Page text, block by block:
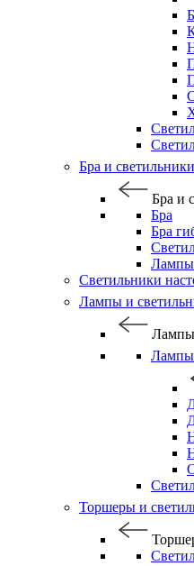
Бра и
Бра и
Бра
Бра
Лампы
Светильники
Лампы и
Лампы
Лампы
Торшеры и